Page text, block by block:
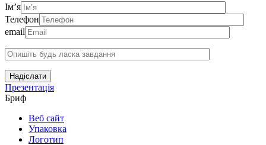
Ім’я
Телефон
email
Надіслати
Презентація
Бриф
Веб сайт
Упаковка
Логотип